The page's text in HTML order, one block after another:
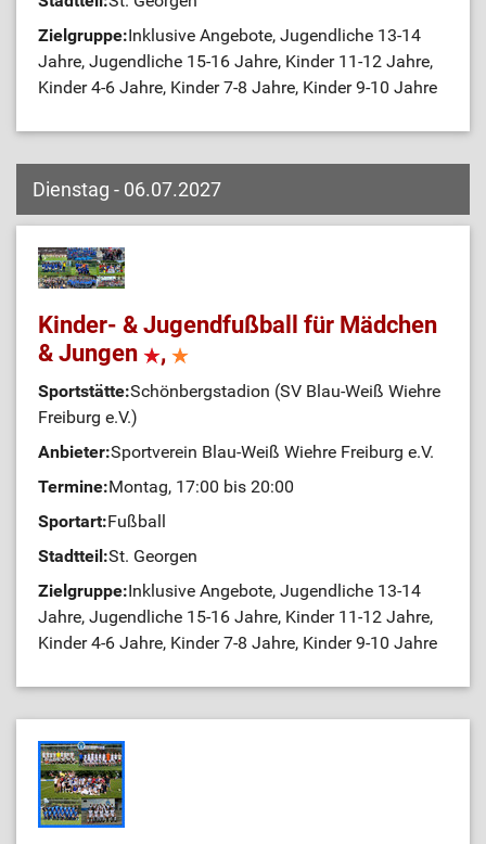
Zielgruppe:Inklusive Angebote, Jugendliche 13-14
Jahre, Jugendliche 15-16 Jahre, Kinder 11-12 Jahre,
Kinder 4-6 Jahre, Kinder 7-8 Jahre, Kinder 9-10 Jahre
Dienstag - 06.07.2027
Kinder- & Jugendfußball für Mädchen
& Jungen
,
Sportstätte:Schönbergstadion (SV Blau-Weiß Wiehre
Freiburg e.V.)
Anbieter:Sportverein Blau-Weiß Wiehre Freiburg e.V.
Termine:Montag, 17:00 bis 20:00
Sportart:Fußball
Stadtteil:St. Georgen
Zielgruppe:Inklusive Angebote, Jugendliche 13-14
Jahre, Jugendliche 15-16 Jahre, Kinder 11-12 Jahre,
Kinder 4-6 Jahre, Kinder 7-8 Jahre, Kinder 9-10 Jahre